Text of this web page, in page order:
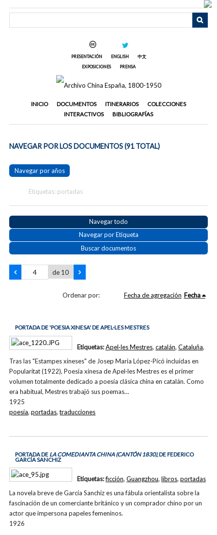
PRESENTACIÓN ENGLISH
中文
EXPOSICIONES
PRENSA
INICIO DOCUMENTOS ITINERARIOS
COLECCIONES
INTERACTIVOS
BIBLIOGRAFÍAS
NAVEGAR POR LOS DOCUMENTOS (91 TOTAL)
Navegar por años
Etiquetas: portadas
Navegar todo
Navegar por Etiqueta
Buscar documentos
de 10
Ordenar por: Fecha de agregación Fecha
PORTADA DE 'POESIA XINESA' DE APEL·LES MESTRES
Tras las "Estampes xineses" de Josep Maria López-Picó incluídas en
Popularitat (1922), Poesia xinesa de Apel·les Mestres es el primer
volumen totalmente dedicado a poesía clásica china en catalán. Como
era habitual, Mestres trabajó sus poemas…
1925
Etiquetas:Apel·les Mestres, catalán, Cataluña,
poesía,portadas,traducciones
PORTADA DE LA COMEDIANTA CHINA (CANTÓN 1830), DE FEDERICO
GARCÍA SANCHIZ
La novela breve de García Sanchiz es una fábula orientalista sobre la
fascinación de un comerciante británico y un comprador chino por un
actor que impersona papeles femeninos.
1926
Etiquetas:ficción, Guangzhou, libros, portadas